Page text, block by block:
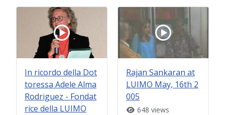
In ricordo della Dot
toressa Adele Alma
Rodriguez - Fondat
rice della LUIMO
Rajan Sankaran at
LUIMO May, 16th 2
005
648 views